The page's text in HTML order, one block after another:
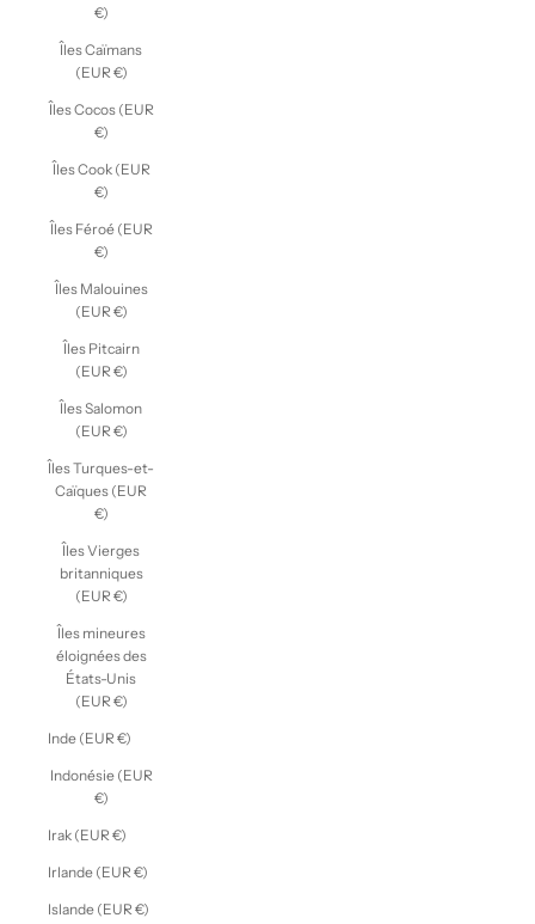
€)
Îles Caïmans
(EUR €)
Îles Cocos (EUR
€)
Îles Cook (EUR
€)
Îles Féroé (EUR
€)
Îles Malouines
(EUR €)
Îles Pitcairn
(EUR €)
Îles Salomon
(EUR €)
Îles Turques-et-
Caïques (EUR
€)
Îles Vierges
britanniques
(EUR €)
Îles mineures
éloignées des
États-Unis
(EUR €)
Inde (EUR €)
Indonésie (EUR
€)
Irak (EUR €)
Irlande (EUR €)
Islande (EUR €)